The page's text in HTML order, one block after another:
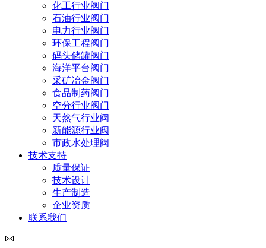
化工行业阀门
石油行业阀门
电力行业阀门
环保工程阀门
码头储罐阀门
海洋平台阀门
采矿冶金阀门
食品制药阀门
空分行业阀门
天然气行业阀
新能源行业阀
市政水处理阀
技术支持
质量保证
技术设计
生产制造
企业资质
联系我们